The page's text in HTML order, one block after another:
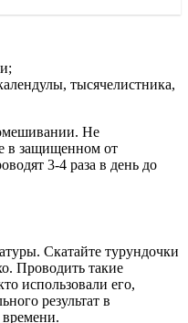
тысячелистника,
Не
в защищенном от
3-4 раза в день до
Скатайте турундочки
Проводить такие
использовали его,
результат в